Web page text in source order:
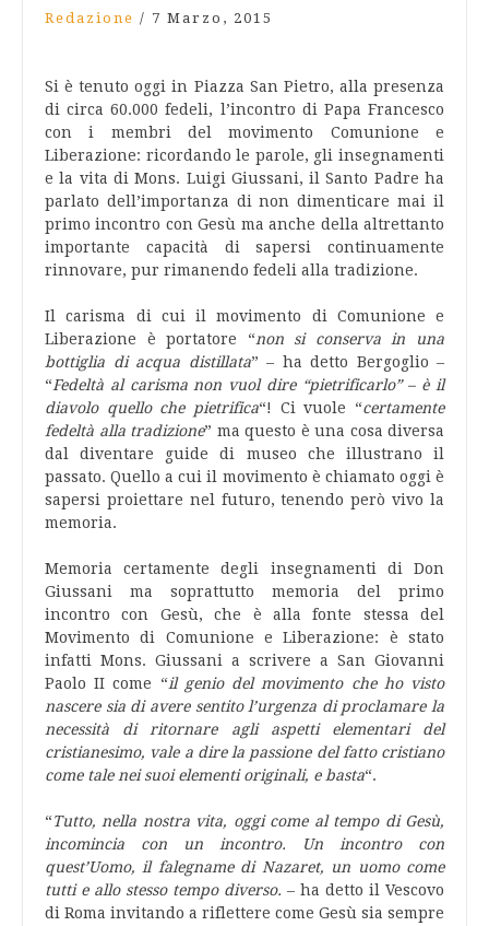
Redazione / 7 Marzo, 2015
Si è tenuto oggi in Piazza San Pietro, alla presenza
di circa 60.000 fedeli, l’incontro di Papa Francesco
con i membri del movimento Comunione e
Liberazione: ricordando le parole, gli insegnamenti
e la vita di Mons. Luigi Giussani, il Santo Padre ha
parlato dell’importanza di non dimenticare mai il
primo incontro con Gesù ma anche della altrettanto
importante capacità di sapersi continuamente
rinnovare, pur rimanendo fedeli alla tradizione.
Il carisma di cui il movimento di Comunione e
Liberazione è portatore “non si conserva in una
bottiglia di acqua distillata” – ha detto Bergoglio –
“Fedeltà al carisma non vuol dire “pietrificarlo” – è il
diavolo quello che pietrifica“! Ci vuole “certamente
fedeltà alla tradizione” ma questo è una cosa diversa
dal diventare guide di museo che illustrano il
passato. Quello a cui il movimento è chiamato oggi è
sapersi proiettare nel futuro, tenendo però vivo la
memoria.
Memoria certamente degli insegnamenti di Don
Giussani ma soprattutto memoria del primo
incontro con Gesù, che è alla fonte stessa del
Movimento di Comunione e Liberazione: è stato
infatti Mons. Giussani a scrivere a San Giovanni
Paolo II come “il genio del movimento che ho visto
nascere sia di avere sentito l’urgenza di proclamare la
necessità di ritornare agli aspetti elementari del
cristianesimo, vale a dire la passione del fatto cristiano
come tale nei suoi elementi originali, e basta“.
“Tutto, nella nostra vita, oggi come al tempo di Gesù,
incomincia con un incontro. Un incontro con
quest’Uomo, il falegname di Nazaret, un uomo come
tutti e allo stesso tempo diverso. – ha detto il Vescovo
di Roma invitando a riflettere come Gesù sia sempre